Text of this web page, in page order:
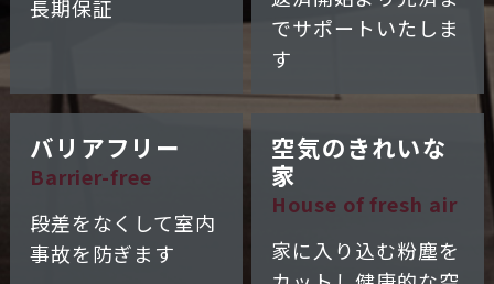
長期保証
でサポートいたしま
す
バリアフリー
Barrier-free
段差をなくして室内
事故を防ぎます
空気のきれいな
家
House of fresh air
家に入り込む粉塵を